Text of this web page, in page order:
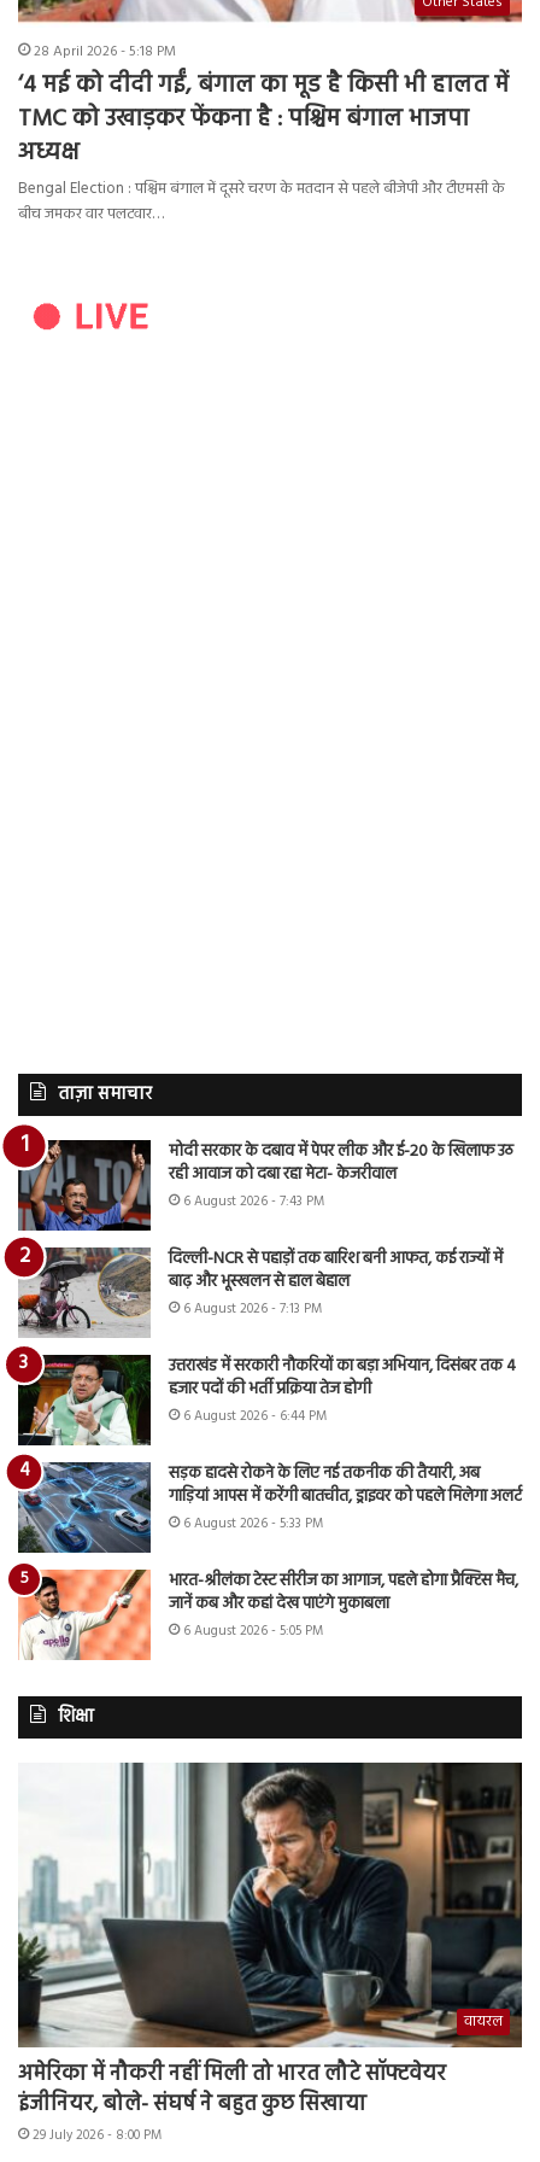
28 April 2026 - 5:18 PM
‘4 मई को दीदी गईं, बंगाल का मूड है किसी भी हालत में
TMC को उखाड़कर फेंकना है : पश्चिम बंगाल भाजपा
अध्यक्ष
Bengal Election : पश्चिम बंगाल में दूसरे चरण के मतदान से पहले बीजेपी और टीएमसी के
बीच जमकर वार पलटवार…
ताज़ा समाचार
मोदी सरकार के दबाव में पेपर लीक और ई-20 के खिलाफ उठ
रही आवाज को दबा रहा मेटा- केजरीवाल
6 August 2026 - 7:43 PM
दिल्ली-NCR से पहाड़ों तक बारिश बनी आफत, कई राज्यों में
बाढ़ और भूस्खलन से हाल बेहाल
6 August 2026 - 7:13 PM
उत्तराखंड में सरकारी नौकरियों का बड़ा अभियान, दिसंबर तक 4
हजार पदों की भर्ती प्रक्रिया तेज होगी
6 August 2026 - 6:44 PM
सड़क हादसे रोकने के लिए नई तकनीक की तैयारी, अब
गाड़ियां आपस में करेंगी बातचीत, ड्राइवर को पहले मिलेगा अलर्ट
6 August 2026 - 5:33 PM
भारत-श्रीलंका टेस्ट सीरीज का आगाज, पहले होगा प्रैक्टिस मैच,
जानें कब और कहां देख पाएंगे मुकाबला
6 August 2026 - 5:05 PM
शिक्षा
वायरल
अमेरिका में नौकरी नहीं मिली तो भारत लौटे सॉफ्टवेयर
इंजीनियर, बोले- संघर्ष ने बहुत कुछ सिखाया
29 July 2026 - 8:00 PM